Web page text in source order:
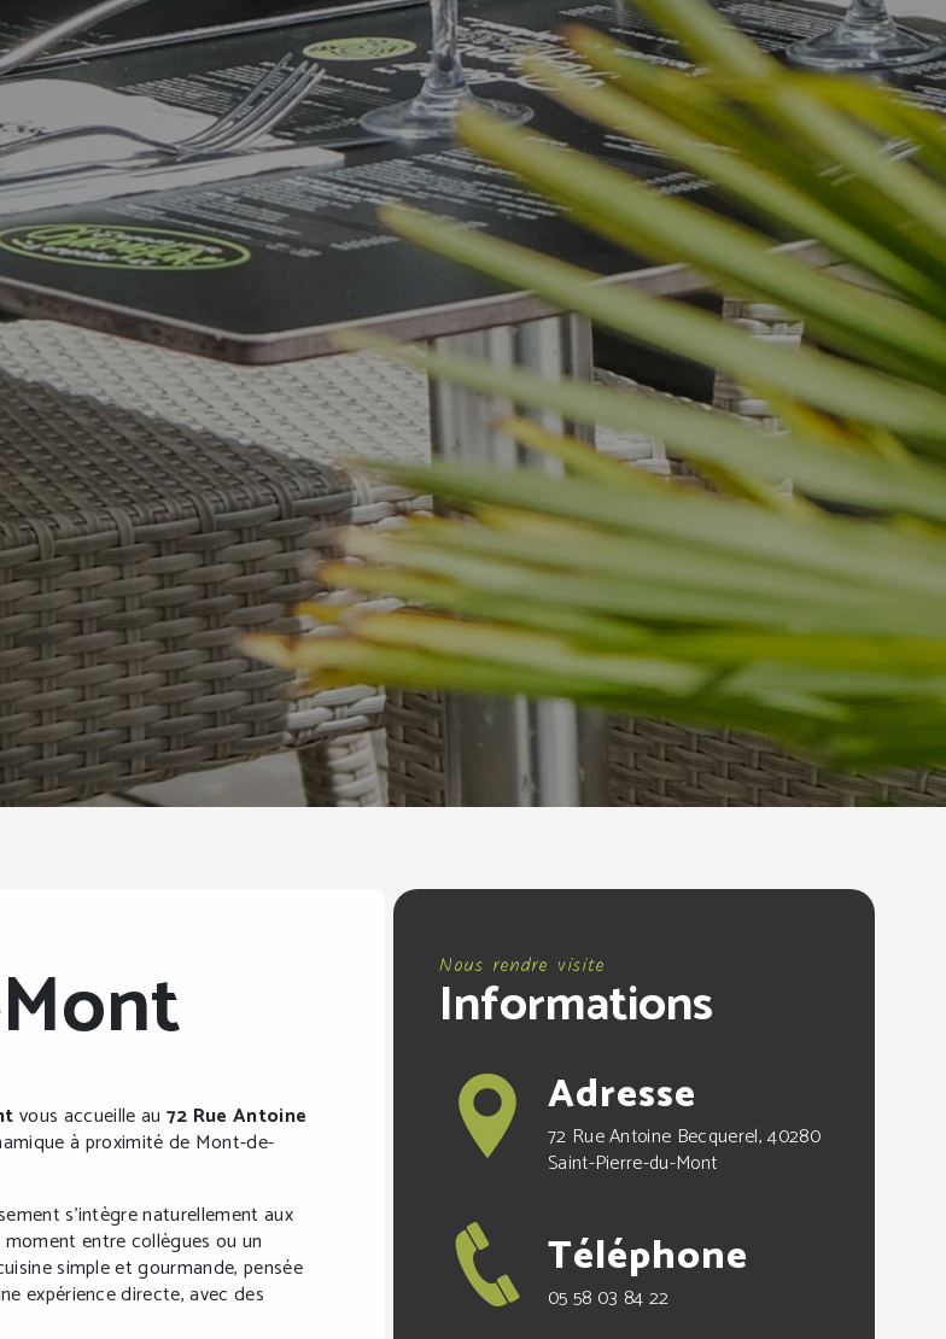
vous accueille au 72 Rue Antoine
à proximité de Mont-de-
s’intègre naturellement aux
entre collègues ou un
simple et gourmande, pensée
expérience directe, avec des
Nous rendre visite
Informations
Adresse
72 Rue Antoine Becquerel, 40280
Saint-Pierre-du-Mont
Téléphone
05 58 03 84 22